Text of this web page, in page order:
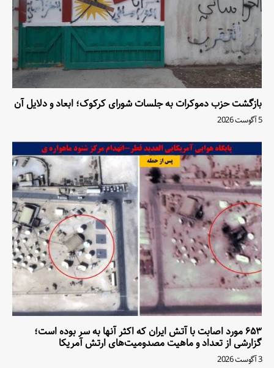
بازگشت حزب دموکرات به جلسات شورای کرکوک؛ ابعاد و دلایل آن
5 آگوست 2026
۶۵۳ مورد اصابت با آتش ایران که اکثر آنها به سر بوده است؛
گزارشی از تعداد و ماهیت مصدومیت‌های ارتش آمریکا
3 آگوست 2026